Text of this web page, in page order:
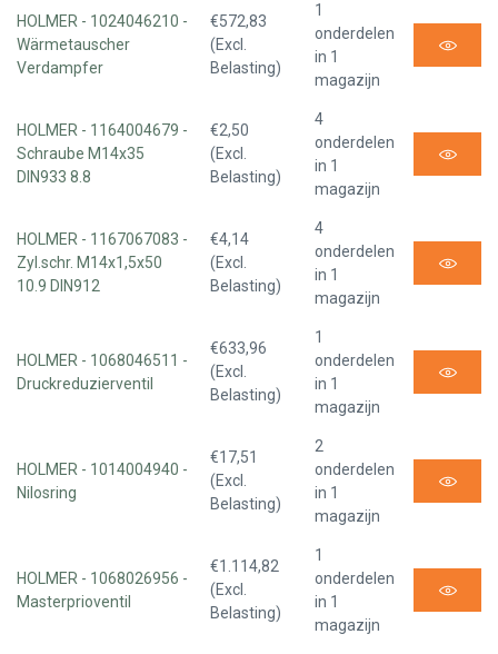
HOLMER - 1024046210 -
Wärmetauscher
Verdampfer
€572,83
(Excl.
Belasting)
1
onderdelen
in 1
magazijn
HOLMER - 1164004679 -
Schraube M14x35
DIN933 8.8
€2,50
(Excl.
Belasting)
4
onderdelen
in 1
magazijn
HOLMER - 1167067083 -
Zyl.schr. M14x1,5x50
10.9 DIN912
€4,14
(Excl.
Belasting)
4
onderdelen
in 1
magazijn
HOLMER - 1068046511 -
Druckreduzierventil
€633,96
(Excl.
Belasting)
1
onderdelen
in 1
magazijn
HOLMER - 1014004940 -
Nilosring
€17,51
(Excl.
Belasting)
2
onderdelen
in 1
magazijn
HOLMER - 1068026956 -
Masterprioventil
€1.114,82
(Excl.
Belasting)
1
onderdelen
in 1
magazijn